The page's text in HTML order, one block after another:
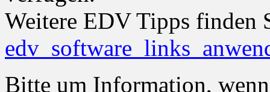
Weitere EDV Tipps finden
Bitte um Information,